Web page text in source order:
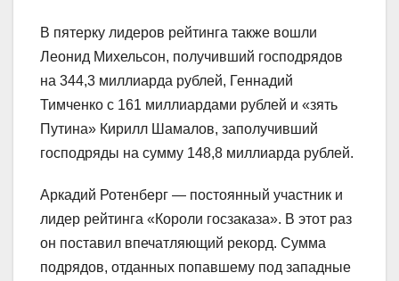
В пятерку лидеров рейтинга также вошли
Леонид Михельсон, получивший господрядов
на 344,3 миллиарда рублей, Геннадий
Тимченко с 161 миллиардами рублей и «зять
Путина» Кирилл Шамалов, заполучивший
господряды на сумму 148,8 миллиарда рублей.
Аркадий Ротенберг — постоянный участник и
лидер рейтинга «Короли госзаказа». В этот раз
он поставил впечатляющий рекорд. Сумма
подрядов, отданных попавшему под западные